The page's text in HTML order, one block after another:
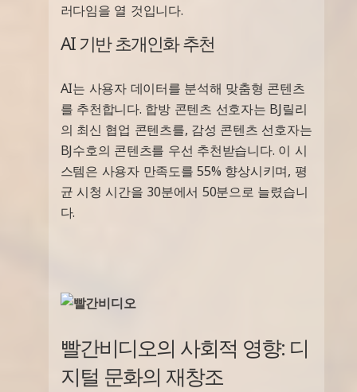
러다임을 열 것입니다.
AI 기반 초개인화 추천
AI는 사용자 데이터를 분석해 맞춤형 콘텐츠
를 추천합니다. 합방 콘텐츠 선호자는 BJ릴리
의 최신 협업 콘텐츠를, 감성 콘텐츠 선호자는
BJ수호의 콘텐츠를 우선 추천받습니다. 이 시
스템은 사용자 만족도를 55% 향상시키며, 평
균 시청 시간을 30분에서 50분으로 늘렸습니
다.
빨간비디오의 사회적 영향: 디
지털 문화의 재창조